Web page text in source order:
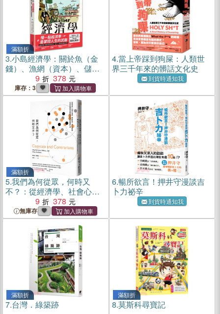
滿額折
3.小島經濟學：關於魚（金
錢）、漁網（資本）、儲蓄
及借貸的經濟寓言 【插畫圖
解珍藏版】
9 378
庫存：3
4.當上帝踩到狗屎：人類世
界三千年來的髒話文化史
到貨時通知我
滿額折
5.我們為何從眾，何時又
不？：從經濟學、社會心理
學、神經科學、演化生物
學、行為生態學等角度剖析
群聚與反群聚行為
9 378
無庫存
6.暢所欲言！押井守漫談吉
卜力祕辛
到貨時通知我
滿額折
7.台灣．綠築跡
滿額折
8.莫斯科尋寶記